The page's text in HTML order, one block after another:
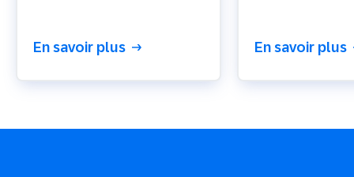
En savoir plus En savoir plus